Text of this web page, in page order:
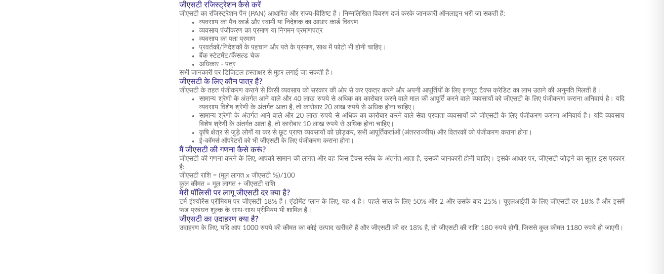
जीएसटी रजिस्ट्रेशन कैसे करें
जीएसटी का रजिस्ट्रेशन पैन (PAN) आधारित और राज्य-विशिष्ट है। निम्नलिखित विवरण दर्ज करके जानकारी ऑनलाइन भरी जा सकती है:
व्यवसाय का पैन कार्ड और स्वामी या निदेशक का आधार कार्ड विवरण
व्यवसाय पंजीकरण का प्रमाण या निगमन प्रमाणपत्र
व्यवसाय का पता प्रमाण
प्रवर्तकों/निदेशकों के पहचान और पते के प्रमाण, साथ में फोटो भी होनी चाहिए।
बैंक स्टेटमेंट/कैंसल्ड चेक
अधिकार - पत्र
सभी जानकारी पर डिजिटल हस्ताक्षर से मुहर लगाई जा सकती है।
जीएसटी के लिए कौन पात्र है?
जीएसटी के तहत पंजीकरण कराने से किसी व्यवसाय को सरकार की ओर से कर एकत्र करने और अपनी आपूर्तियों के लिए इनपुट टैक्स क्रेडिट का लाभ उठाने की अनुमति मिलती है।
सामान्य श्रेणी के अंतर्गत आने वाले और 40 लाख रुपये से अधिक का कारोबार करने वाले माल की आपूर्ति करने वाले व्यवसायों को जीएसटी के लिए पंजीकरण कराना अनिवार्य है। यदि
व्यवसाय विशेष श्रेणी के अंतर्गत आता है, तो कारोबार 20 लाख रुपये से अधिक होना चाहिए।
सामान्य श्रेणी के अंतर्गत आने वाले और 20 लाख रुपये से अधिक का कारोबार करने वाले सेवा प्रदाता व्यवसायों को जीएसटी के लिए पंजीकरण कराना अनिवार्य है। यदि व्यवसाय
विशेष श्रेणी के अंतर्गत आता है, तो कारोबार 10 लाख रुपये से अधिक होना चाहिए।
कृषि क्षेत्र से जुड़े लोगों या कर से छूट प्राप्त व्यवसायों को छोड़कर, सभी आपूर्तिकर्ताओं (अंतरराज्यीय) और वितरकों को पंजीकरण कराना होगा।
ई-कॉमर्स ऑपरेटरों को भी जीएसटी के लिए पंजीकरण कराना होगा।
मैं जीएसटी की गणना कैसे करूं?
जीएसटी की गणना करने के लिए, आपको सामान की लागत और वह जिस टैक्स स्लैब के अंतर्गत आता है, उसकी जानकारी होनी चाहिए। इसके आधार पर, जीएसटी जोड़ने का सूत्र इस प्रकार
है:
जीएसटी राशि = (मूल लागत x जीएसटी %)/100
कुल कीमत = मूल लागत + जीएसटी राशि
मेरी पॉलिसी पर लागू जीएसटी दर क्या है?
टर्म इंश्योरेंस प्रीमियम पर जीएसटी 18% है। एंडोमेंट प्लान के लिए, यह 4 है। पहले साल के लिए 50% और 2 और उसके बाद 25%। यूएलआईपी के लिए जीएसटी दर 18% है और इसमें
फंड प्रबंधन शुल्क के साथ-साथ प्रीमियम भी शामिल है।
जीएसटी का उदाहरण क्या है?
उदाहरण के लिए, यदि आप 1000 रुपये की कीमत का कोई उत्पाद खरीदते हैं और जीएसटी की दर 18% है, तो जीएसटी की राशि 180 रुपये होगी, जिससे कुल कीमत 1180 रुपये हो जाएगी।